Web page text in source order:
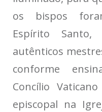
os bispos
Espírito Santo,
autênticos
conforme
Concílio
episcopal na